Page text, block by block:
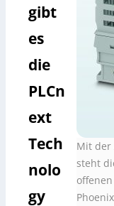
Mit der
steht
gibt
es
die
PLCn
ext
Tech
nolo
gy